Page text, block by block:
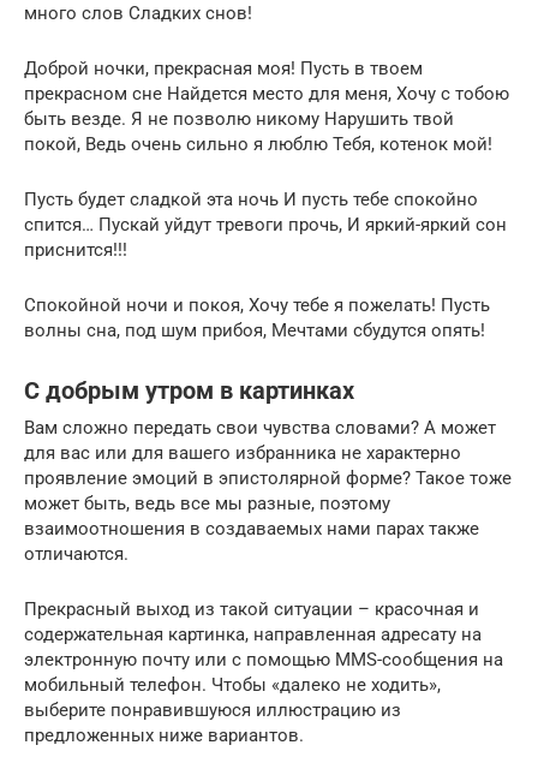
много слов Сладких снов!
Доброй ночки, прекрасная моя! Пусть в твоем
прекрасном сне Найдется место для меня, Хочу с тобою
быть везде. Я не позволю никому Нарушить твой
покой, Ведь очень сильно я люблю Тебя, котенок мой!
Пусть будет сладкой эта ночь И пусть тебе спокойно
спится… Пускай уйдут тревоги прочь, И яркий-яркий сон
приснится!!!
Спокойной ночи и покоя, Хочу тебе я пожелать! Пусть
волны сна, под шум прибоя, Мечтами сбудутся опять!
С добрым утром в картинках
Вам сложно передать свои чувства словами? А может
для вас или для вашего избранника не характерно
проявление эмоций в эпистолярной форме? Такое тоже
может быть, ведь все мы разные, поэтому
взаимоотношения в создаваемых нами парах также
отличаются.
Прекрасный выход из такой ситуации – красочная и
содержательная картинка, направленная адресату на
электронную почту или с помощью MMS-сообщения на
мобильный телефон. Чтобы «далеко не ходить»,
выберите понравившуюся иллюстрацию из
предложенных ниже вариантов.